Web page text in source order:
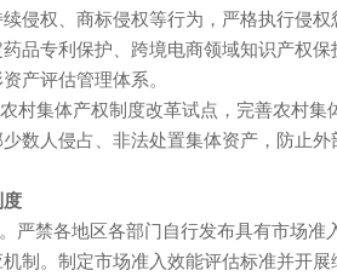
权、商标侵权等行为，严格执行侵权
品专利保护、跨境电商领域知识产权
产评估管理体系。
推开农村集体产权制度改革试点，
数人侵占、非法处置集体资产，防止
度
禁各地区各部门自行发布具有市场准
。制定市场准入效能评估标准并开展